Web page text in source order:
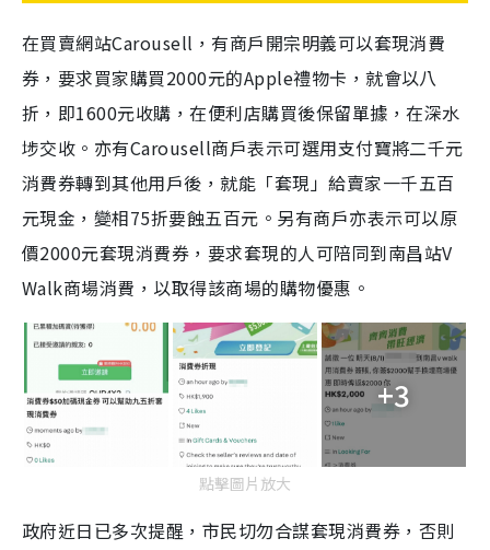
在買賣網站Carousell，有商戶開宗明義可以套現消費
券，要求買家購買2000元的Apple禮物卡，就會以八
折，即1600元收購，在便利店購買後保留單據，在深水
埗交收。亦有Carousell商戶表示可選用支付寶將二千元
消費券轉到其他用戶後，就能「套現」給賣家一千五百
元現金，變相75折要蝕五百元。另有商戶亦表示可以原
價2000元套現消費券，要求套現的人可陪同到南昌站V
Walk商場消費，以取得該商場的購物優惠。
+3
點擊圖片放大
政府近日已多次提醒，市民切勿合謀套現消費券，否則